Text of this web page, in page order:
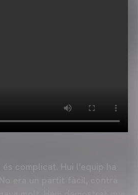
complicat. Hui l'equip ha